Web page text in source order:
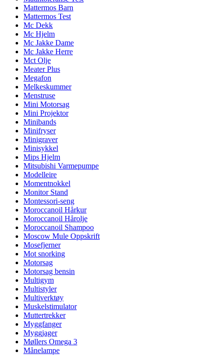
Mattermos Barn
Mattermos Test
Mc Dekk
Mc Hjelm
Mc Jakke Dame
Mc Jakke Herre
Mct Olje
Meater Plus
Megafon
Melkeskummer
Menstruse
Mini Motorsag
Mini Projektor
Minibands
Minifryser
Minigraver
Minisykkel
Mips Hjelm
Mitsubishi Varmepumpe
Modelleire
Momentnokkel
Monitor Stand
Montessori-seng
Moroccanoil Hårkur
Moroccanoil Hårolje
Moroccanoil Shampoo
Moscow Mule Oppskrift
Mosefjerner
Mot snorking
Motorsag
Motorsag bensin
Multigym
Multistyler
Multiverktøy
Muskelstimulator
Muttertrekker
Myggfanger
Myggjager
Møllers Omega 3
Månelampe